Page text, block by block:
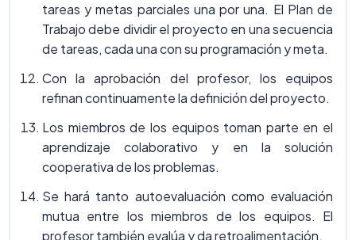
tareas y metas parciales una por una. El Plan de
Trabajo debe dividir el proyecto en una secuencia
de tareas, cada una con su programación y meta.
Con la aprobación del profesor, los equipos
refinan continuamente la definición del proyecto.
Los miembros de los equipos toman parte en el
aprendizaje colaborativo y en la solución
cooperativa de los problemas.
Se hará tanto autoevaluación como evaluación
mutua entre los miembros de los equipos. El
profesor también evalúa y da retroalimentación.